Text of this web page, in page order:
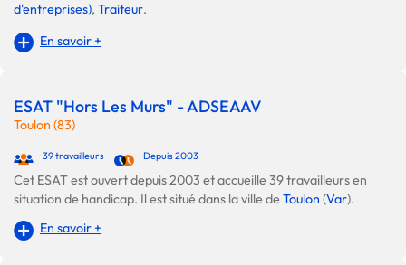
d'entreprises), Traiteur.
En savoir +
ESAT "Hors Les Murs" - ADSEAAV
Toulon (83)
39 travailleurs Depuis 2003
Cet ESAT est ouvert depuis 2003 et accueille 39 travailleurs en
situation de handicap. Il est situé dans la ville deToulon (Var).
En savoir +